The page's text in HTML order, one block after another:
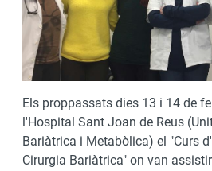
Els proppassats dies 13 i 14 de
l'Hospital Sant Joan de Reus
Bariàtrica i Metabòlica) el "Curs
Cirurgia Bariàtrica" on van